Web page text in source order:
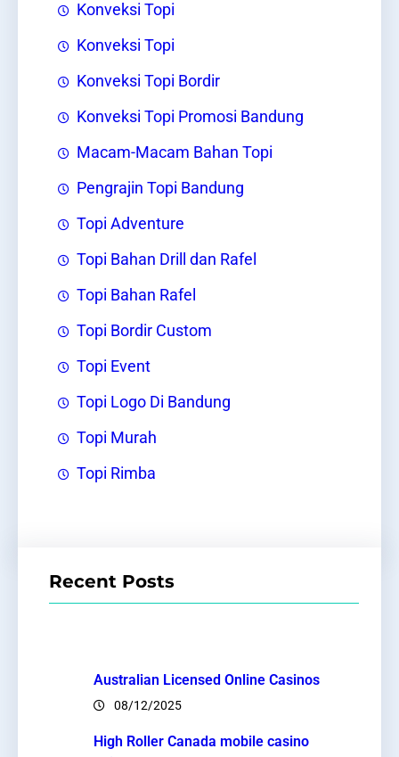
Konveksi Topi
Konveksi Topi
Konveksi Topi Bordir
Konveksi Topi Promosi Bandung
Macam-Macam Bahan Topi
Pengrajin Topi Bandung
Topi Adventure
Topi Bahan Drill dan Rafel
Topi Bahan Rafel
Topi Bordir Custom
Topi Event
Topi Logo Di Bandung
Topi Murah
Topi Rimba
Recent Posts
Australian Licensed Online Casinos
08/12/2025
High Roller Canada mobile casino